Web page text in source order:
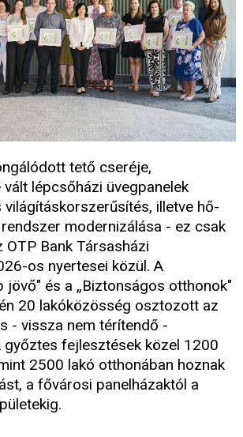
tető cseréje,
lépcsőházi üvegpanelek
világításkorszerűsítés, illetve hő-
modernizálása - ez csak
OTP Bank Társasházi
os nyertesei közül. A
jövő" és a „Biztonságos otthonok"
20 lakóközösség osztozott az
- vissza nem térítendő -
győztes fejlesztések közel 1200
2500 lakó otthonában hoznak
a fővárosi panelházaktól a